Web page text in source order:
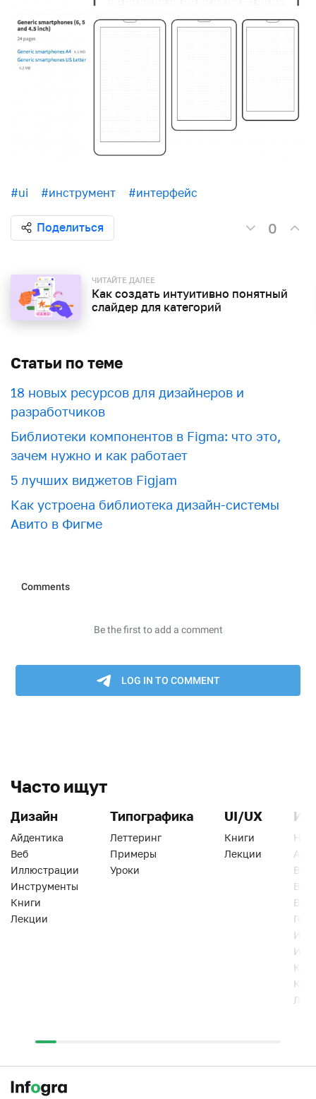
#ui #инструмент #интерфейс
Поделиться 0
ЧИТАЙТЕ ДАЛЕЕ
Как создать интуитивно понятный
слайдер для категорий
Статьи по теме
18 новых ресурсов для дизайнеров и
разработчиков
Библиотеки компонентов в Figma: что это,
зачем нужно и как работает
5 лучших виджетов Figjam
Как устроена библиотека дизайн-системы
Авито в Фигме
Часто ищут
Дизайн
Айдентика
Веб
Иллюстрации
Инструменты
Книги
Лекции
Типографика
Леттеринг
Примеры
Уроки
UI/UX
Книги
Лекции
Веб